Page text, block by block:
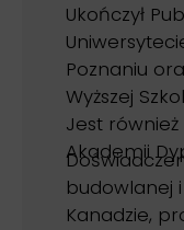
Ukończył
Poznaniu
Wyższej
Jest
Akademii
budowlanej
Kanadzie,